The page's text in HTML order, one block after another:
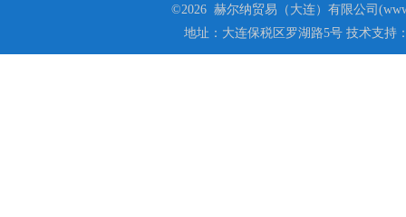
©2026 赫尔纳贸易（大连）有限公司
地址：大连保税区罗湖路5号 技术支持